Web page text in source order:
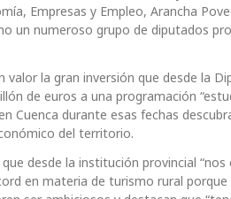
Empresas y Empleo, Arancha
un numeroso grupo de diputados
valor la gran inversión que desde la
de euros a una programación
Cuenca durante esas fechas
del territorio.
desde la institución provincial
en materia de turismo rural